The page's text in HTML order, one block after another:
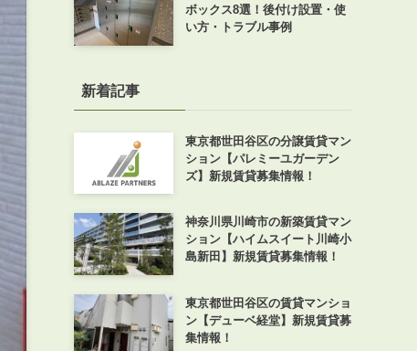
ボックス8選！後付け設置・使
い方・トラブル事例
新着記事
東京都世田谷区の分譲賃貸マン
ション【パレミーユガーデン
ズ】新規賃貸募集情報！
神奈川県川崎市の新築賃貸マン
ション【ハイムスイート川崎小
島新田】新規賃貸募集情報！
東京都世田谷区の賃貸マンショ
ン【デューベ経堂】新規賃貸募
集情報！